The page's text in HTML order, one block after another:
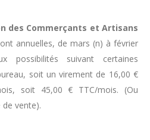
des Commerçants et Artisans
annuelles, de mars (n) à février
possibilités suivant certaines
soit un virement de 16,00 €
soit 45,00 € TTC/mois. (Ou
vente).